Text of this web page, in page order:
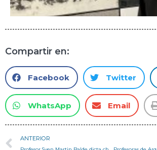
Compartir en:
Facebook Twitter
WhatsApp Email
ANTERIOR